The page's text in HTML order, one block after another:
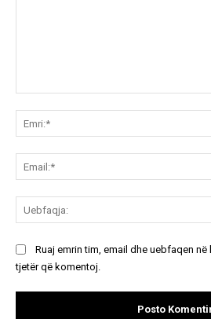
Ruaj emrin tim, email dhe uebfaqen
tjetër që komentoj.